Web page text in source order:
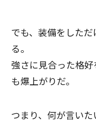
でも、装備をした
る。
強さに見合った格
も爆上がりだ。
つまり、何が言いた